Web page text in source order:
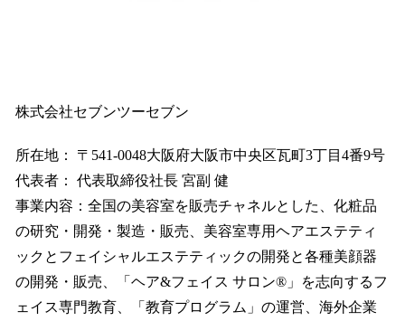
株式会社セブンツーセブン
所在地： 〒541-0048大阪府大阪市中央区瓦町3丁目4番9号
代表者： 代表取締役社長 宮副 健
事業内容：全国の美容室を販売チャネルとした、化粧品
の研究・開発・製造・販売、美容室専用ヘアエステティ
ックとフェイシャルエステティックの開発と各種美顔器
の開発・販売、「ヘア&フェイス サロン®」を志向するフ
ェイス専門教育、「教育プログラム」の運営、海外企業